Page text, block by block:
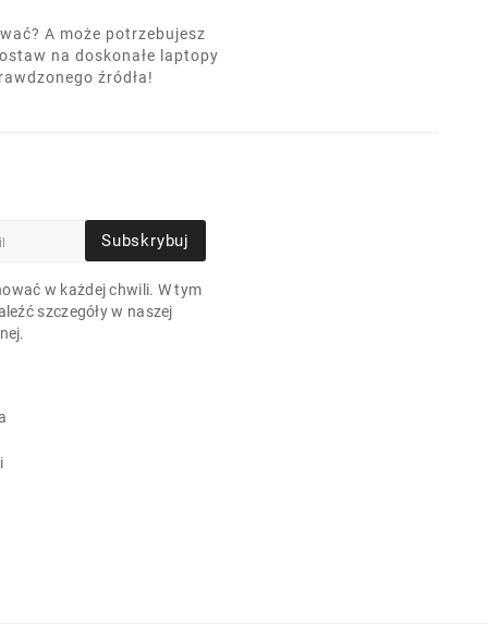
A może potrzebujesz
na doskonałe laptopy
źródła!
Subskrybuj
w każdej chwili. W tym
szczegóły w naszej